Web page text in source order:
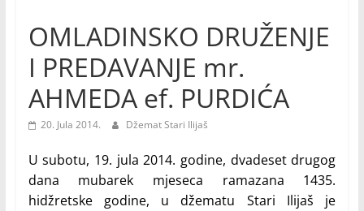
OMLADINSKO DRUŽENJE
I PREDAVANJE mr.
AHMEDA ef. PURDIĆA
20. Jula 2014. Džemat Stari Ilijaš
U subotu, 19. jula 2014. godine, dvadeset drugog
dana mubarek mjeseca ramazana 1435.
hidžretske godine, u džematu Stari Ilijaš je